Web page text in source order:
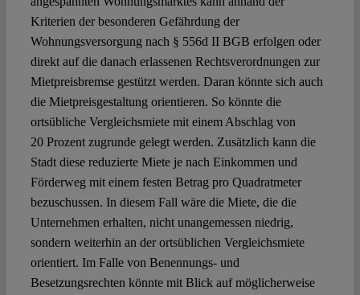
Kriterien der besonderen Gefährdung der
Wohnungsversorgung nach § 556d II BGB erfolgen oder
direkt auf die danach erlassenen Rechtsverordnungen zur
Mietpreisbremse gestützt werden. Daran könnte sich auch
die Mietpreisgestaltung orientieren. So könnte die
ortsübliche Vergleichsmiete mit einem Abschlag von
20 Prozent zugrunde gelegt werden. Zusätzlich kann die
Stadt diese reduzierte Miete je nach Einkommen und
Förderweg mit einem festen Betrag pro Quadratmeter
bezuschussen. In diesem Fall wäre die Miete, die die
Unternehmen erhalten, nicht unangemessen niedrig,
sondern weiterhin an der ortsüblichen Vergleichsmiete
orientiert. Im Falle von Benennungs- und
Besetzungsrechten könnte mit Blick auf möglicherweise